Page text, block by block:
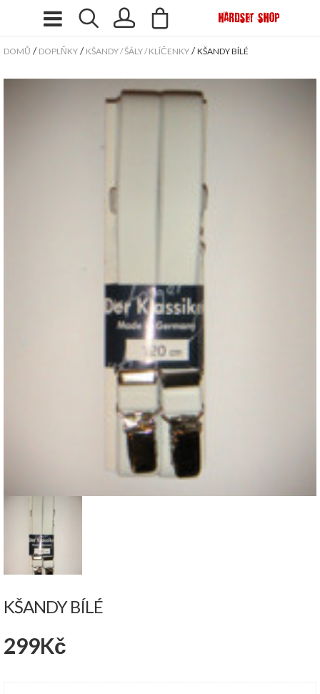
DOMŮ / DOPLŇKY / KŠANDY / ŠÁLY / KLÍČENKY /KŠANDY BÍLÉ
KŠANDY BÍLÉ
299Kč